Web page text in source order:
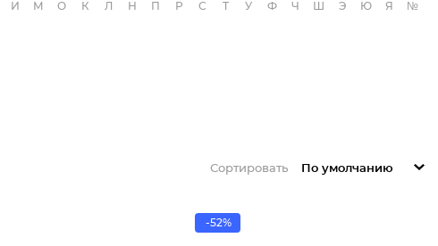
И М О К Л Н П Р С Т У Ф Ч Э Ю Я №
Сортировать По умолчанию
-52%